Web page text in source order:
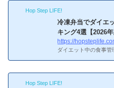
Hop Step LIFE!
冷凍弁当でダイエ
キング4選【2026年
https://
ダイエット中の食事
や栄養素が明記され
す。ただサービスが多
Hop Step LIFE!